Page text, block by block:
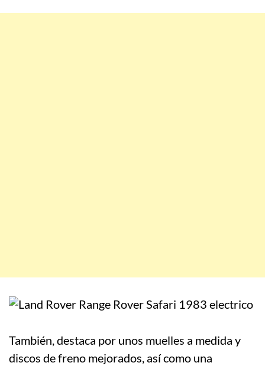
También, destaca por unos muelles a medida y
discos de freno mejorados, así como una